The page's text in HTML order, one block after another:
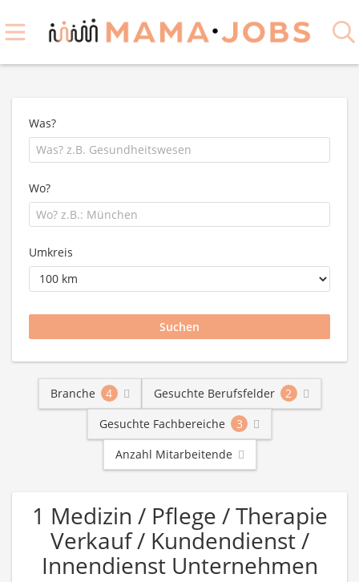
Was?
Wo?
Umkreis
Branche 4 Gesuchte Berufsfelder
2
Gesuchte Fachbereiche
3
Anzahl Mitarbeitende
1 Medizin / Pflege / Therapie
Verkauf / Kundendienst /
Innendienst Unternehmen